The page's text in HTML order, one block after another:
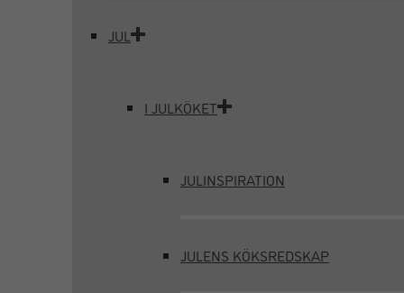
JUL
I JULKÖKET
JULINSPIRATION
JULENS KÖKSREDSKAP